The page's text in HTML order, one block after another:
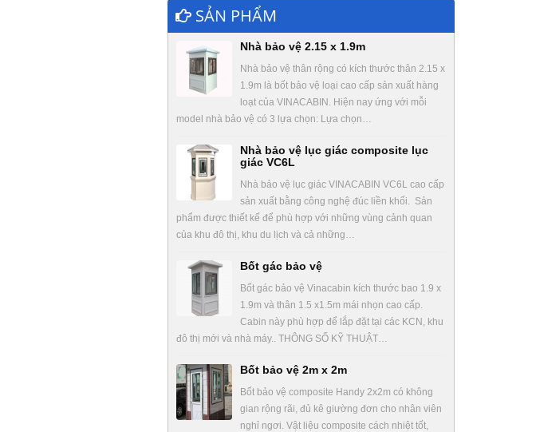
SẢN PHẨM
Nhà bảo vệ 2.15 x 1.9m
Nhà bảo vệ thân rộng có kích thước thân 2.15 x
1.9m là bốt bảo vệ loại cao cấp sản xuất hàng
loạt của VINACABIN. Hiện nay ứng với mỗi
model nhà bảo vệ có 3 lựa chọn: Lựa chọn…
Nhà bảo vệ lục giác composite lục
giác VC6L
Nhà bảo vệ lục giác VINACABIN VC6L cao cấp
sản xuất bằng công nghệ đúc liền khối. Sản
phẩm được thiết kế để phù hợp với những vùng cảnh quan
của khu đô thị, khu du lịch và cả những…
Bốt gác bảo vệ
Bốt gác bảo vệ Vinacabin kích thước bao 1.9 x
1.9m và thân 1.5 x1.5m mái nhọn cao cấp.
Cabin này phù hợp để lắp đặt tại các KCN, khu
đô thị mới và nhà máy.. THÔNG SỐ KỸ THUẬT…
Bốt bảo vệ 2m x 2m
Bốt bảo vệ composite Handy 2x2m có không
gian rộng rãi, đủ kê giường đơn cho nhân viên
nghỉ ngơi. Vật liệu composite cách nhiệt tốt,